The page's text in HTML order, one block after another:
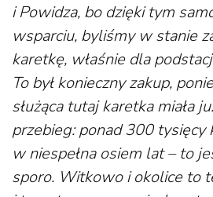
i Powidza, bo dzięki tym
wsparciu, byliśmy w stanie
karetkę, właśnie dla
To był konieczny zakup,
służąca tutaj karetka miała
przebieg: ponad 300
w niespełna osiem lat – to
sporo. Witkowo i okolice to